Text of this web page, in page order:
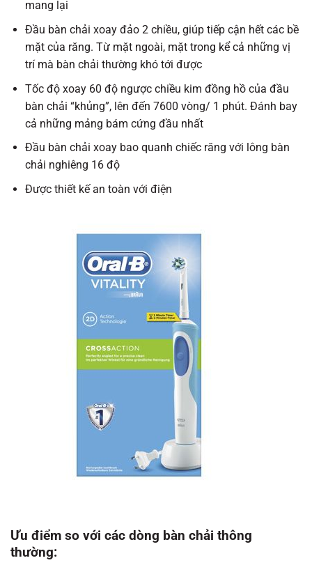
mang lại
Đầu bàn chải xoay đảo 2 chiều, giúp tiếp cận hết các bề
mặt của răng. Từ mặt ngoài, mặt trong kể cả những vị
trí mà bàn chải thường khó tới được
Tốc độ xoay 60 độ ngược chiều kim đồng hồ của đầu
bàn chải “khủng”, lên đến 7600 vòng/ 1 phút. Đánh bay
cả những mảng bám cứng đầu nhất
Đầu bàn chải xoay bao quanh chiếc răng với lông bàn
chải nghiêng 16 độ
Được thiết kế an toàn với điện
Ưu điểm so với các dòng bàn chải thông
thường: